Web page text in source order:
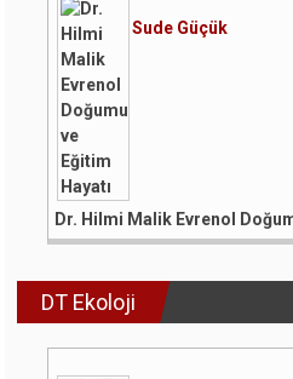
Sude Güçük
Dr. Hilmi Malik Evrenol
DT Ekoloji